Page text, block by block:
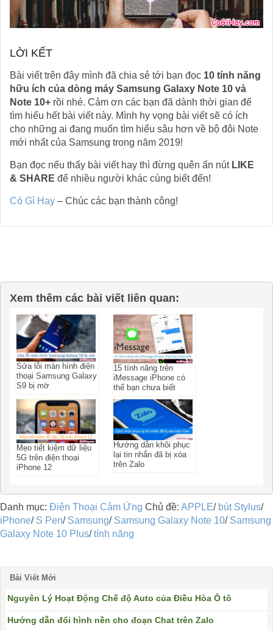
LỜI KẾT
Bài viết trên đây mình đã chia sẻ tới bạn đọc 10 tính năng
hữu ích của dòng máy Samsung Galaxy Note 10 và
Note 10+ rồi nhé. Cảm ơn các bạn đã dành thời gian để
tìm hiểu hết bài viết này. Mình hy vọng bài viết sẽ có ích
cho những ai đang muốn tìm hiểu sâu hơn về bộ đôi Note
mới nhất của Samsung trong năm 2019!
Bạn đọc nếu thấy bài viết hay thì đừng quên ấn nút LIKE
& SHARE để nhiều người khác cùng biết đến!
Có Gì Hay – Chúc các bạn thành công!
Xem thêm các bài viết liên quan:
Sửa lỗi màn hình điện
thoại Samsung Galaxy
S9 bị mờ
15 tính năng trên
iMessage iPhone có
thể bạn chưa biết
Mẹo tiết kiệm dữ liệu
5G trên điện thoại
iPhone 12
Hướng dẫn khôi phục
lại tin nhắn đã bị xóa
trên Zalo
Danh mục: Điện Thoại Cảm Ứng Chủ đề: APPLE/ bút Stylus/
iPhone/ S Pen/ Samsung/ Samsung Galaxy Note 10/ Samsung
Galaxy Note 10 Plus/tính năng
Bài Viết Mới
Nguyên Lý Hoạt Động Chế độ Auto của Điều Hòa Ô tô
Hướng dẫn đổi hình nền cho đoạn Chat trên Zalo